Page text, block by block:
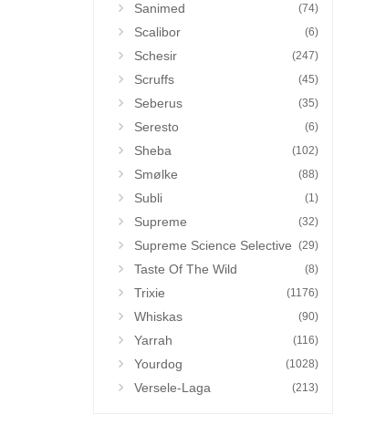
Sanimed (74)
Scalibor (6)
Schesir (247)
Scruffs (45)
Seberus (35)
Seresto (6)
Sheba (102)
Smølke (88)
Subli (1)
Supreme (32)
Supreme Science Selective (29)
Taste Of The Wild (8)
Trixie (1176)
Whiskas (90)
Yarrah (116)
Yourdog (1028)
Versele-Laga (213)